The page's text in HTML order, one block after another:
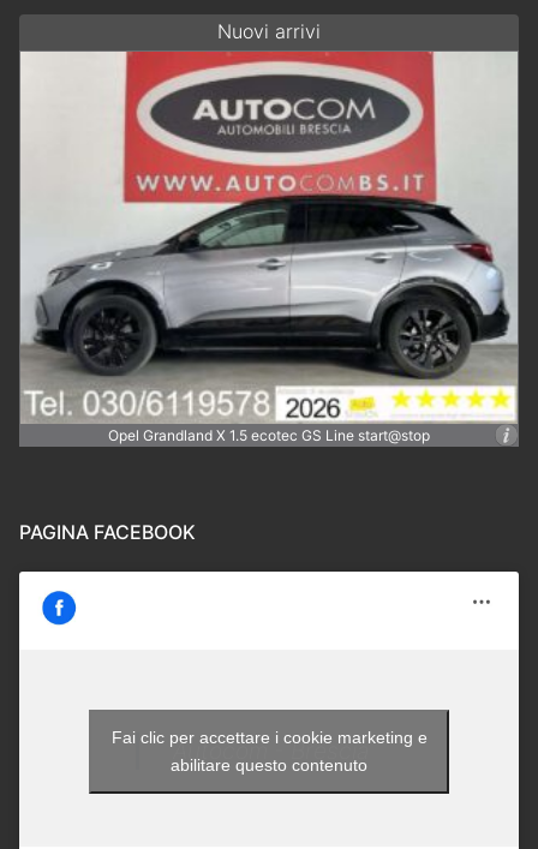
Nuovi arrivi
Opel Grandland X 1.5 ecotec GS Line start@stop
PAGINA FACEBOOK
Autocom - Brescia
Fai clic per accettare i cookie marketing e
abilitare questo contenuto